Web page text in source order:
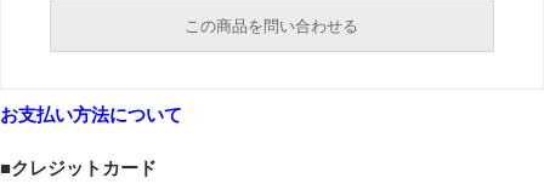
この商品を問い合わせる
お支払い方法について
■クレジットカード